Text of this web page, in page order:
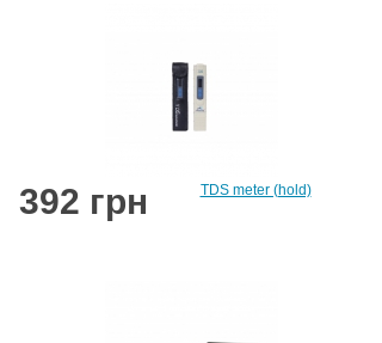
TDS meter (hold)
392 грн